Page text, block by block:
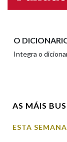
O
Integra o
AS MÁIS
ESTA SEMANA